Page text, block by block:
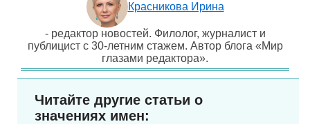
Красникова Ирина
- редактор новостей. Филолог, журналист и
публицист с 30-летним стажем. Автор блога «Мир
глазами редактора».
Читайте другие статьи о
значениях имен: